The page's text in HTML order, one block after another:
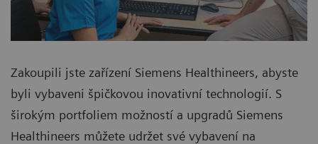
Zakoupili jste zařízení Siemens Healthineers, abyste
byli vybaveni špičkovou inovativní technologií. S
širokým portfoliem možností a upgradů Siemens
Healthineers můžete udržet své vybavení na